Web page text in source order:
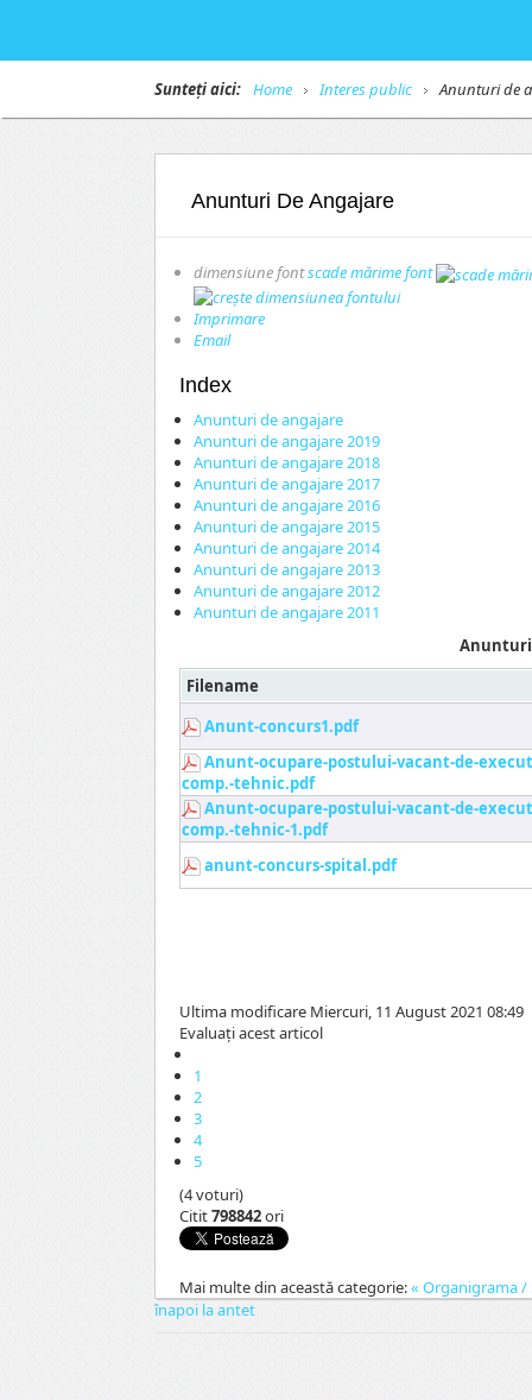
Sunteți aici: Home Interes public Anunturi de
Anunturi De Angajare
dimensiune fontscade mărime font
Imprimare
Email
Index
Anunturi de angajare
Anunturi de angajare 2019
Anunturi de angajare 2018
Anunturi de angajare 2017
Anunturi de angajare 2016
Anunturi de angajare 2015
Anunturi de angajare 2014
Anunturi de angajare 2013
Anunturi de angajare 2012
Anunturi de angajare 2011
Anunturi
Filename
Anunt-concurs1.pdf
Anunt-ocupare-postului-vacant-de-
comp.-tehnic.pdf
Anunt-ocupare-postului-vacant-de-
comp.-tehnic-1.pdf
anunt-concurs-spital.pdf
Ultima modificare Miercuri, 11 August 2021 08:49
Evaluaţi acest articol
1
2
3
4
5
(4 voturi)
Citit798842ori
Mai multe din această categorie:« Organigrama
înapoi la antet